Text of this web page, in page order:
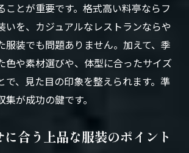
ことが重要です。格式高い料亭ならフ
いを、カジュアルなレストランならや
服装でも問題ありません。加えて、季
色や素材選びや、体型に合ったサイズ
で、見た目の印象を整えられます。準
が成功の鍵です。
合う上品な服装のポイント